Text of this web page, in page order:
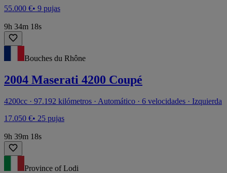
55.000 €• 9 pujas
9h 34m 18s
Bouches du Rhône
2004 Maserati 4200 Coupé
4200cc · 97.192 kilómetros · Automático · 6 velocidades · Izquierda
17.050 €• 25 pujas
9h 39m 18s
Province of Lodi